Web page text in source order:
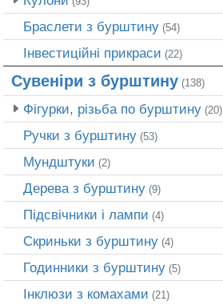
Браслети з бурштину (54)
Інвестиційні прикраси (22)
Сувеніри з бурштину (138)
Фігурки, різьба по бурштину (20)
Ручки з бурштину (53)
Мундштуки (2)
Дерева з бурштину (9)
Підсвічники і лампи (4)
Скриньки з бурштину (4)
Годинники з бурштину (5)
Інклюзи з комахами (21)